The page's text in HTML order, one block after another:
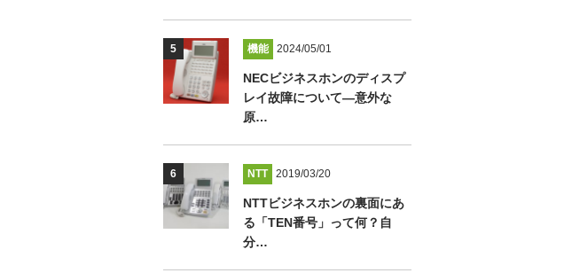
機能 2024/05/01
NECビジネスホンのディスプ
レイ故障について―意外な
原…
NTT 2019/03/20
NTTビジネスホンの裏面にあ
る「TEN番号」って何？自
分…